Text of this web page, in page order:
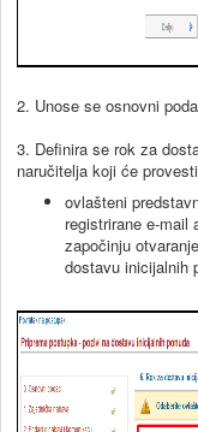
2. Unose se osnovni
3. Definira se rok za
naručitelja koji će
ovlašteni
registrirane e-mail
započinju
dostavu inicijalnih